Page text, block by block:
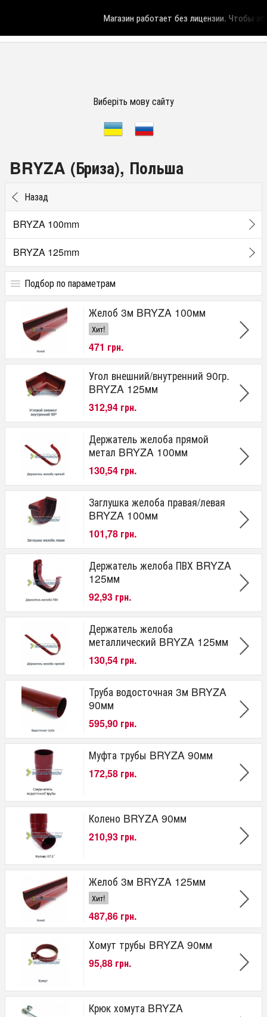
Магазин работает без лицензии.Чтобы эта
Виберіть мову сайту
BRYZA (Бриза), Польша
Назад
BRYZA 100mm
BRYZA 125mm
Подбор по параметрам
Цена
от
Наименование
Желоб
Соединитель желоба
Угол внутренний/наружный 90 град.
Воронка проходная
Заглушка правая/левая
Держатель желоба ПВХ
Держатель метал длинный
Труба
Соединитель трубы
Колено 60 град.
Хомут трубы трубы ПВХ без шпильки
Шпилька 120 мм
Шпилька 160 мм
Шпилька 180 мм
Ревизия
Тройник
Переходник
Материал
Пластик
Сталь
Диаметр желоба
100 мм
125 мм
Диаметр трубы
90 мм
100 мм
Производитель
Bryza
Страна производитель
Польша
Гарантия
10 лет
Желоб 3м BRYZA 100мм
Хит!
471 грн.
Угол внешний/внутренний 90гр.
BRYZA 125мм
312,94 грн.
Держатель желоба прямой
метал BRYZA 100мм
130,54 грн.
Заглушка желоба правая/левая
BRYZA 100мм
101,78 грн.
Держатель желоба ПВХ BRYZA
125мм
92,93 грн.
Держатель желоба
металлический BRYZA 125мм
130,54 грн.
Труба водосточная 3м BRYZA
90мм
595,90 грн.
Муфта трубы BRYZA 90мм
172,58 грн.
Колено BRYZA 90мм
210,93 грн.
Желоб 3м BRYZA 125мм
Хит!
487,86 грн.
Хомут трубы BRYZA 90мм
95,88 грн.
Крюк хомута BRYZA